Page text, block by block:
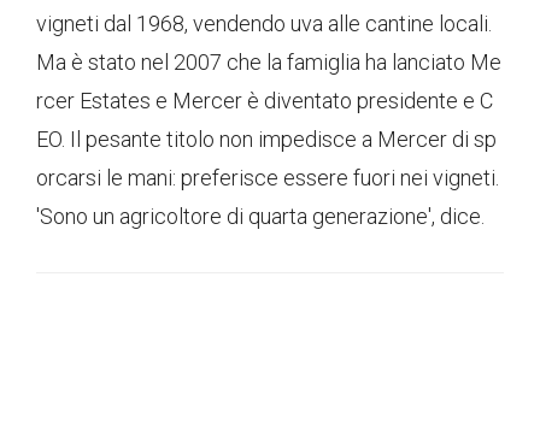
vigneti dal 1968, vendendo uva alle cantine locali.
Ma è stato nel 2007 che la famiglia ha lanciato Me
rcer Estates e Mercer è diventato presidente e C
EO. Il pesante titolo non impedisce a Mercer di sp
orcarsi le mani: preferisce essere fuori nei vigneti.
'Sono un agricoltore di quarta generazione', dice.